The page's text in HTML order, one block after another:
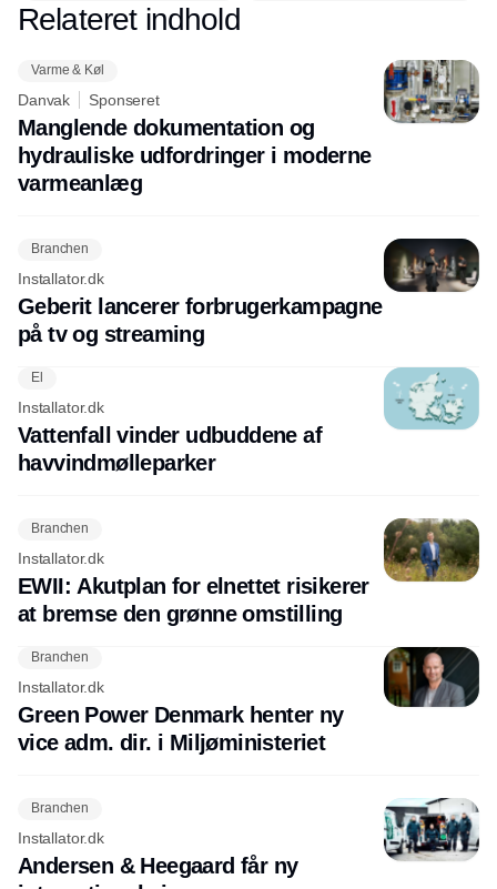
Annonce
Relateret indhold
Varme & Køl
Danvak Sponseret
Manglende dokumentation og
hydrauliske udfordringer i moderne
varmeanlæg
Branchen
Installator.dk
Geberit lancerer forbrugerkampagne
på tv og streaming
El
Installator.dk
Vattenfall vinder udbuddene af
havvindmølleparker
Branchen
Installator.dk
EWII: Akutplan for elnettet risikerer
at bremse den grønne omstilling
Branchen
Installator.dk
Green Power Denmark henter ny
vice adm. dir. i Miljøministeriet
Branchen
Installator.dk
Andersen & Heegaard får ny